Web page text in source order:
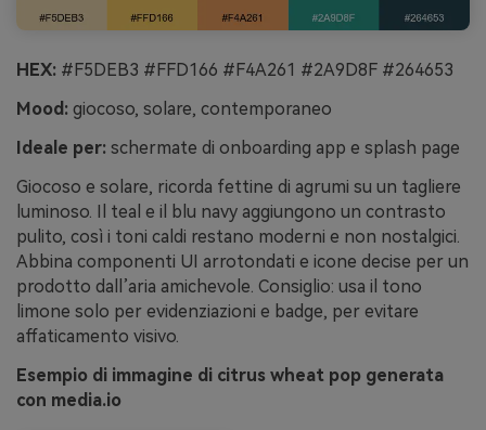
HEX: #F5DEB3 #FFD166 #F4A261 #2A9D8F #264653
Mood: giocoso, solare, contemporaneo
Ideale per: schermate di onboarding app e splash page
Giocoso e solare, ricorda fettine di agrumi su un tagliere
luminoso. Il teal e il blu navy aggiungono un contrasto
pulito, così i toni caldi restano moderni e non nostalgici.
Abbina componenti UI arrotondati e icone decise per un
prodotto dall’aria amichevole. Consiglio: usa il tono
limone solo per evidenziazioni e badge, per evitare
affaticamento visivo.
Esempio di immagine di citrus wheat pop generata
con media.io